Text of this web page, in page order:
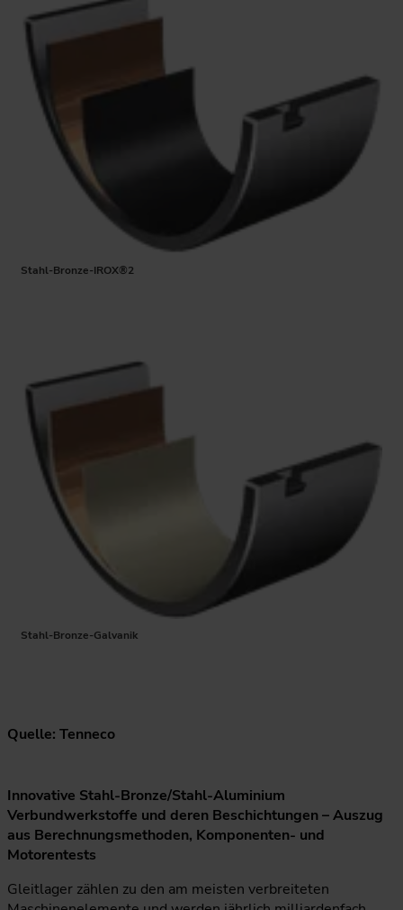
Stahl-Bronze-IROX®2
Stahl-Bronze-Galvanik
Quelle: Tenneco
Innovative Stahl-Bronze/Stahl-Aluminium
Verbundwerkstoffe und deren Beschichtungen – Auszug
aus Berechnungsmethoden, Komponenten- und
Motorentests
Gleitlager zählen zu den am meisten verbreiteten